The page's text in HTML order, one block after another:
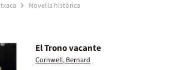
Novel·la històrica
El Trono vacante
Cornwell, Bernard